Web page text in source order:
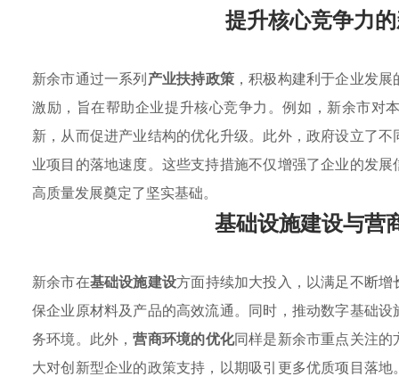
提升核心竞争力
新余市通过一系列产业扶持政策，积极构建利于企业发
激励，旨在帮助企业提升核心竞争力。例如，新余市对
新，从而促进产业结构的优化升级。此外，政府设立了
业项目的落地速度。这些支持措施不仅增强了企业的发
高质量发展奠定了坚实基础。
基础设施建设与营
新余市在基础设施建设方面持续加大投入，以满足不断
保企业原材料及产品的高效流通。同时，推动数字基础
务环境。此外，营商环境的优化同样是新余市重点关注
大对创新型企业的政策支持，以期吸引更多优质项目落